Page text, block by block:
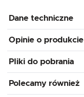
Dane techniczne
Opinie o produkcie
Pliki do pobrania
Polecamy również